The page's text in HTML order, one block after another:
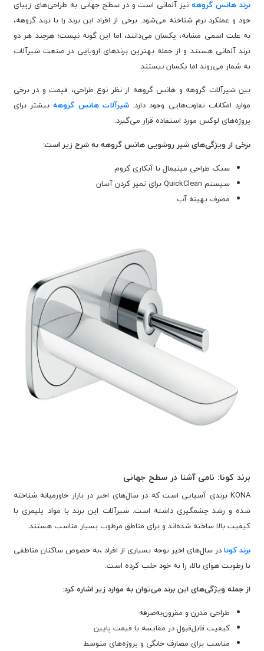
برند هانس گروههنیز آلمانی است و در سطح جهانی به طراحی‌های زیبای
خود و عملکرد نرم شناخته می‌شود. برخی از افراد این برند را با برند گروهه،
به علت اسمی مشابه، یکسان می‌دانند، اما این گونه نیست؛ هرچند هر دو
برند آلمانی هستند و از جمله بهترین برندهای اروپایی در صنعت شیرآلات
به شمار می‌روند اما یکسان نیستند.
بین شیرآلات گروهه و هانس گروهه از نظر نوع طراحی، قیمت و در برخی
موارد امکانات تفاوت‌هایی وجود دارد.شیرآلات هانس گروههبیشتر برای
پروژه‌های لوکس مورد استفاده قرار می‌گیرد.
برخی از ویژگی‌های شیر روشویی هانس گروهه به شرح زیر است:
سبک طراحی مینیمال با آبکاری کروم
سیستم QuickClean برای تمیز کردن آسان
مصرف بهینه آب
برند کونا: نامی آشنا در سطح جهانی
KONA برندی آسیایی است که در سال‌های اخیر در بازار خاورمیانه شناخته
شده و رشد چشمگیری داشته است. شیرآلات این برند با مواد پلیمری با
کیفیت بالا ساخته شده‌اند و برای مناطق مرطوب بسیار مناسب هستند.
برند کونادر سال‌های اخیر توجه بسیاری از افراد ،به خصوص ساکنان مناطقی
با رطوبت هوای بالا، را به خود جلب کرده است.
از جمله ویژگی‌های این برند می‌توان به موارد زیر اشاره کرد:
طراحی مدرن و مقرون‌به‌صرفه
کیفیت قابل‌قبول در مقایسه با قیمت پایین
مناسب برای مصارف خانگی و پروژه‌های متوسط